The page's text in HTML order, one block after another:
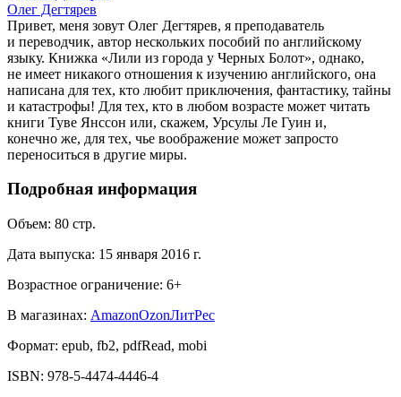
Олег Дегтярев
Привет, меня зовут Олег Дегтярев, я преподаватель
и переводчик, автор нескольких пособий по английскому
языку. Книжка «Лили из города у Черных Болот», однако,
не имеет никакого отношения к изучению английского, она
написана для тех, кто любит приключения, фантастику, тайны
и катастрофы! Для тех, кто в любом возрасте может читать
книги Туве Янссон или, скажем, Урсулы Ле Гуин и,
конечно же, для тех, чье воображение может запросто
переноситься в другие миры.
Подробная информация
Объем: 80 стр.
Дата выпуска: 15 января 2016 г.
Возрастное ограничение: 6+
В магазинах: AmazonOzonЛитРес
Формат: epub, fb2, pdfRead, mobi
ISBN: 978-5-4474-4446-4